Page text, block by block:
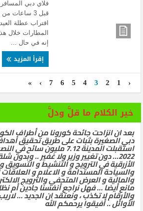
فلاي دبي
قبل 3 ساعات
اقتراب عطلة
المطارات
إنه في حال ...
إقرأ المزيد
‹
1
2
3
4
5
6
7
›
»
خير الكلام ما قلَّ ودلَّ
بعد ان انزاحت جائحة كورونا من أطراف
دبي الصغيرة بثبات على طريق تحقيق
استقبلت المدينة 7.12 مليون
2022… دون تغيير وزير ولا غفير .. وبدون
الأزرقية في الترويج و التنشيط و التسويق
والسياحة المستدامة و الاعلام و العلاقات
والمالية و العرض المتحفي والترويج
مانع أيضا … فهل نراجع أنفسنا جادين أم
والأرقام لا تكذب ، ونعتقد ان الجديد …
الأوائل .. أفيقوا يرحمكم الله